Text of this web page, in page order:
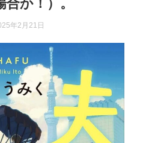
か！）。
年2月21日